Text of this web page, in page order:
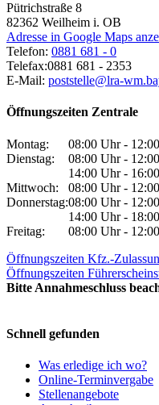
Pütrichstraße 8
82362 Weilheim i. OB
Adresse in Google Maps
Telefon: 0881 681 - 0
Telefax:0881 681 - 2353
E-Mail: poststelle@lra-
Öffnungszeiten Zentrale
Montag:
08:00 Uhr -
Dienstag:
08:00 Uhr -
14:00 Uhr -
Mittwoch:
08:00 Uhr -
Donnerstag:08:00 Uhr -
14:00 Uhr -
Freitag:
08:00 Uhr -
Öffnungszeiten Kfz.-
Öffnungszeiten
Bitte Annahmeschluss
Schnell gefunden
Was erledige ich wo?
Online-Terminvergabe
Stellenangebote